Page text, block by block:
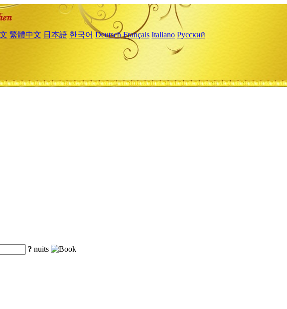
繁體中文 日本語 한국어 Deutsch Français Italiano Русский
? nuits